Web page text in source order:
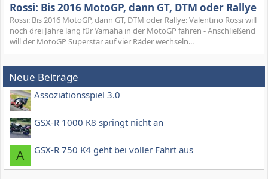
Rossi: Bis 2016 MotoGP, dann GT, DTM oder Rallye
Rossi: Bis 2016 MotoGP, dann GT, DTM oder Rallye: Valentino Rossi will
noch drei Jahre lang für Yamaha in der MotoGP fahren - Anschließend
will der MotoGP Superstar auf vier Räder wechseln...
Neue Beiträge
Assoziationsspiel 3.0
GSX-R 1000 K8 springt nicht an
A GSX-R 750 K4 geht bei voller Fahrt aus